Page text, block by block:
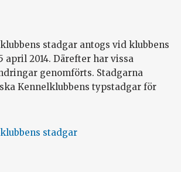
stadgar antogs vid klubbens
april 2014. Därefter har vissa
genomförts. Stadgarna
Kennelklubbens typstadgar för
stadgar